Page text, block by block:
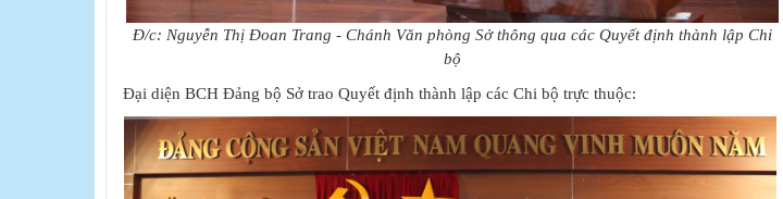
Đ/c: Nguyễn Thị Đoan Trang - Chánh Văn phòng Sở thông qua các Quyết định thành lập Chi
bộ
Đại diện BCH Đảng bộ Sở trao Quyết định thành lập các Chi bộ trực thuộc: